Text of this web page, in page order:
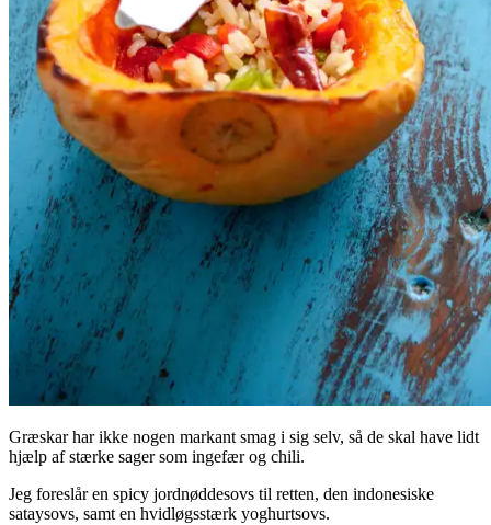
Græskar har ikke nogen markant smag i sig selv, så de skal have lidt
hjælp af stærke sager som ingefær og chili.
Jeg foreslår en spicy jordnøddesovs til retten, den indonesiske
sataysovs, samt en hvidløgsstærk yoghurtsovs.